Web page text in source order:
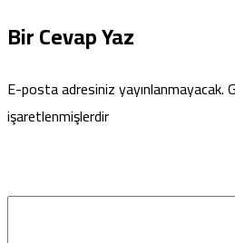
Bir Cevap Yaz
E-posta adresiniz yayınlanmayacak.
işaretlenmişlerdir